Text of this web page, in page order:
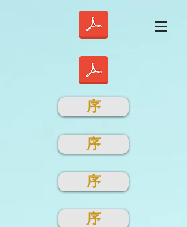
序
序
序
序